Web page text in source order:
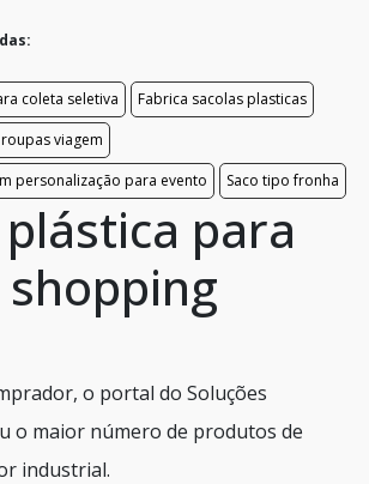
coleta seletiva
Fabrica sacolas plasticas
viagem
personalização para evento
Saco tipo fronha
para
o portal do Soluções
o maior número de produtos de
industrial.